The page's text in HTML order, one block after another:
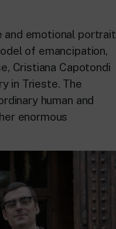
and emotional portrait
of emancipation,
Cristiana Capotondi
in Trieste. The
human and
enormous